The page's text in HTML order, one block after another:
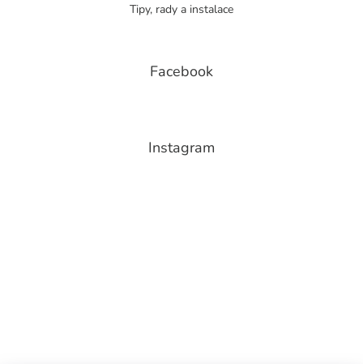
Tipy, rady a instalace
Facebook
Instagram